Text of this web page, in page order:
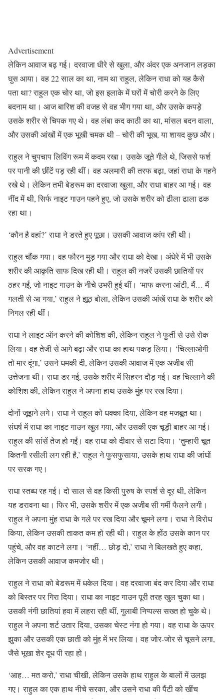
Advertisement
लेकिन आवाज बढ़ गई। दरवाजा धीरे से खुला, और अंदर एक अनजान लड़का
घुस आया। वह 22 साल का था, नाम था राहुल, लेकिन राधा को यह कैसे
पता था? राहुल एक चोर था, जो इस इलाके में घरों में चोरी करने के लिए
बदनाम था। आज बारिश की वजह से वह भीग गया था, और उसके कपड़े
उसके शरीर से चिपक गए थे। वह लंबा कद काठी का था, मांसल बदन वाला,
और उसकी आंखों में एक भूखी चमक थी – चोरी की भूख, या शायद कुछ और।
राहुल ने चुपचाप लिविंग रूम में कदम रखा। उसके जूते गीले थे, जिससे फर्श
पर पानी की छींटें पड़ रही थीं। वह अलमारी की तरफ बढ़ा, जहां राधा के गहने
रखे थे। लेकिन तभी बेडरूम का दरवाजा खुला, और राधा बाहर आ गई। वह
नींद में थी, सिर्फ नाइट गाउन पहने हुए, जो उसके शरीर को ढीला ढाला ढक
रहा था।
‘कौन है वहां?’ राधा ने डरते हुए पूछा। उसकी आवाज कांप रही थी।
राहुल चौंक गया। वह फौरन मुड़ गया और राधा को देखा। अंधेरे में भी उसके
शरीर की आकृति साफ दिख रही थी। राहुल की नजरें उसकी छातियों पर
ठहर गईं, जो नाइट गाउन के नीचे उभरी हुई थीं। ‘माफ करना आंटी, मैं… मैं
गलती से आ गया,’ राहुल ने झूठ बोला, लेकिन उसकी आंखें राधा के शरीर को
निगल रही थीं।
राधा ने लाइट ऑन करने की कोशिश की, लेकिन राहुल ने फुर्ती से उसे रोक
लिया। वह तेजी से आगे बढ़ा और राधा का हाथ पकड़ लिया। ‘चिल्लाओगी
तो मार दूंगा,’ उसने धमकी दी, लेकिन उसकी आवाज में एक अजीब सी
उत्तेजना थी। राधा डर गई, उसके शरीर में सिहरन दौड़ गई। वह चिल्लाने की
कोशिश की, लेकिन राहुल ने अपना हाथ उसके मुंह पर रख दिया।
दोनों जूझने लगे। राधा ने राहुल को धक्का दिया, लेकिन वह मजबूत था।
संघर्ष में राधा का नाइट गाउन खुल गया, और उसकी एक चूड़ी बाहर आ गई।
राहुल की सांसें तेज हो गईं। वह राधा को दीवार से सटा दिया। ‘तुम्हारी चूत
कितनी रसीली लग रही है,’ राहुल ने फुसफुसाया, उसके हाथ राधा की जांघों
पर सरक गए।
राधा स्तब्ध रह गई। दो साल से वह किसी पुरुष के स्पर्श से दूर थी, लेकिन
यह डरावना था। फिर भी, उसके शरीर में एक अजीब सी गर्मी फैलने लगी।
राहुल ने अपना मुंह राधा के गले पर रख दिया और चूमने लगा। राधा ने विरोध
किया, लेकिन उसकी ताकत कम हो रही थी। राहुल के होंठ उसके कान पर
पहुंचे, और वह काटने लगा। ‘नहीं… छोड़ दो,’ राधा ने बिलखते हुए कहा,
लेकिन उसकी आवाज कमजोर थी।
राहुल ने राधा को बेडरूम में धकेल दिया। वह दरवाजा बंद कर दिया और राधा
को बिस्तर पर गिरा दिया। राधा का नाइट गाउन पूरी तरह खुल चुका था।
उसकी नंगी छातियां हवा में लहरा रही थीं, गुलाबी निप्पल्स सख्त हो चुके थे।
राहुल ने अपना शर्ट उतार दिया, उसका चेस्ट नंगा हो गया। वह राधा के ऊपर
झुका और उसकी एक छाती को मुंह में भर लिया। वह जोर-जोर से चूसने लगा,
जैसे भूखा शेर दूध पी रहा हो।
‘आह… मत करो,’ राधा चीखी, लेकिन उसके हाथ राहुल के बालों में उलझ
गए। राहुल का एक हाथ नीचे सरका, और उसने राधा की पैंटी को खींच